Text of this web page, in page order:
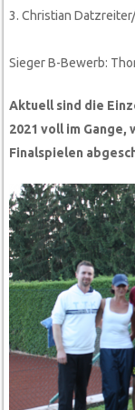
3. Christian
Sieger B-Bewerb:
Aktuell sind die
2021 voll im Gange,
Finalspielen